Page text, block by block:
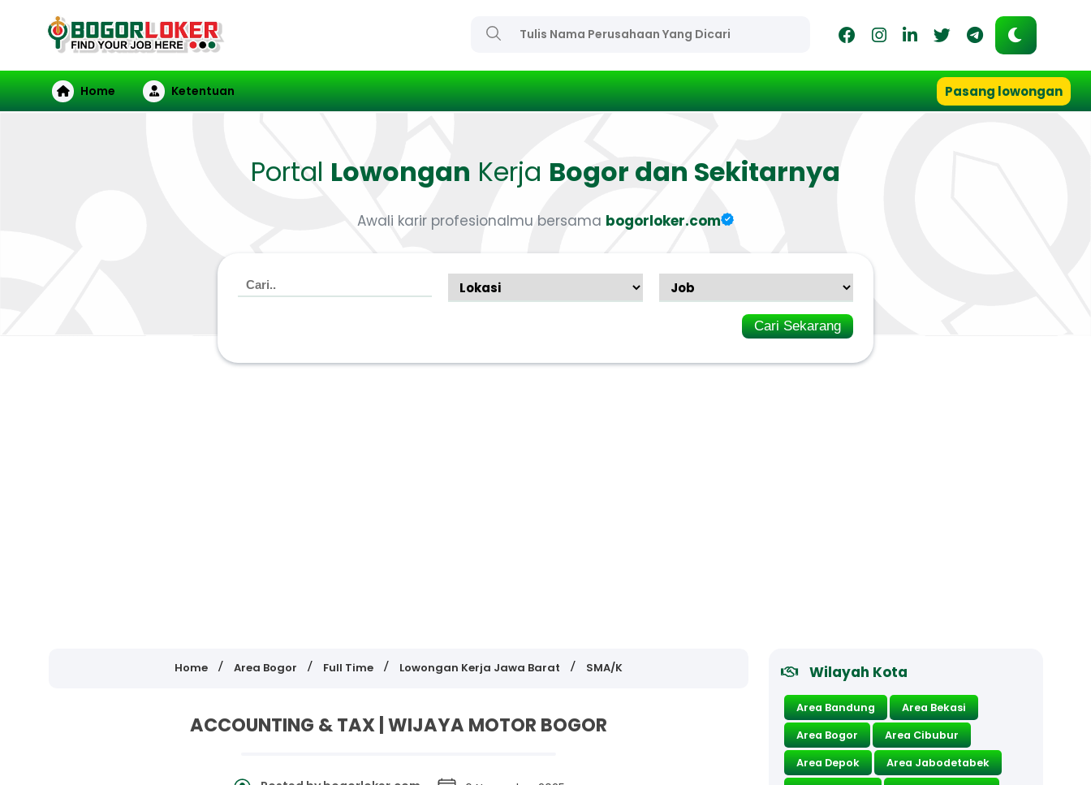
Home Ketentuan Pasang lowongan
Portal Lowongan Kerja Bogor dan Sekitarnya
Awali karir profesionalmu bersama bogorloker.com
Cari Sekarang
Home Area Bogor Full Time Lowongan Kerja Jawa Barat SMA/K
ACCOUNTING & TAX | WIJAYA MOTOR BOGOR
Wilayah Kota
Area Bandung
Area Bekasi
Area Bogor
Area Cibubur
Area Depok
Area Jabodetabek